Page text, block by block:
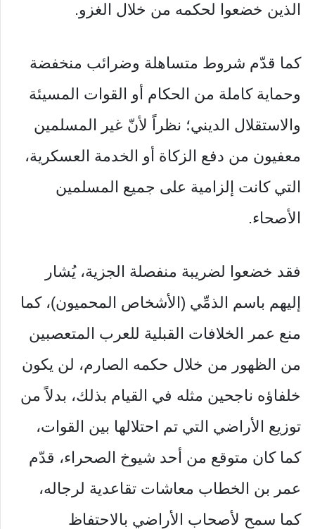
الذين خضعوا لحكمه من خلال الغزو.
كما قدّم شروط متساهلة وضرائب منخفضة
وحماية كاملة من الحكام أو القوات المسيئة
والاستقلال الديني؛ نظراً لأنّ غير المسلمين
معفيون من دفع الزكاة أو الخدمة العسكرية،
التي كانت إلزامية على جميع المسلمين
الأصحاء.
فقد خضعوا لضريبة منفصلة الجزية، يُشار
إليهم باسم الذمِّي (الأشخاص المحميون)، كما
منع عمر الخلافات القبلية للعرب المتعصبين
من الظهور من خلال حكمه الصارم، لن يكون
خلفاؤه ناجحين مثله في القيام بذلك، بدلاً من
توزيع الأراضي التي تم احتلالها بين القوات،
كما كان متوقع من أحد شيوخ الصحراء، قدّم
عمر بن الخطاب معاشات تقاعدية لرجاله،
كما سمح لأصحاب الأراضي بالاحتفاظ